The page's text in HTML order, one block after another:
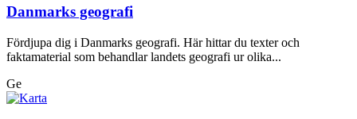
Danmarks geografi
Fördjupa dig i Danmarks geografi. Här hittar du texter och
faktamaterial som behandlar landets geografi ur olika...
Ge